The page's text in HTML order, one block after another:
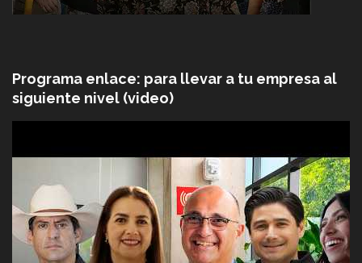
Programa enlace: para llevar a tu empresa al
siguiente nivel (video)